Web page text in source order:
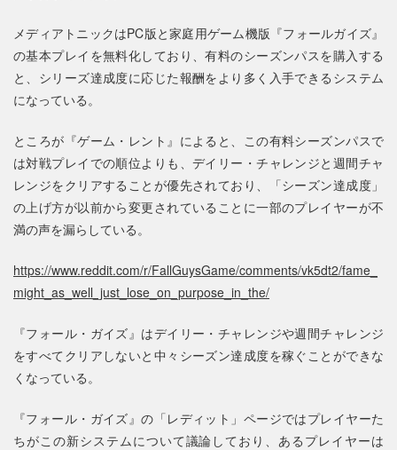
メディアトニックはPC版と家庭用ゲーム機版『フォールガイズ』
の基本プレイを無料化しており、有料のシーズンパスを購入する
と、シリーズ達成度に応じた報酬をより多く入手できるシステム
になっている。
ところが『ゲーム・レント』によると、この有料シーズンパスで
は対戦プレイでの順位よりも、デイリー・チャレンジと週間チャ
レンジをクリアすることが優先されており、「シーズン達成度」
の上げ方が以前から変更されていることに一部のプレイヤーが不
満の声を漏らしている。
https://www.reddit.com/r/FallGuysGame/comments/vk5dt2/fame_
might_as_well_just_lose_on_purpose_in_the/
『フォール・ガイズ』はデイリー・チャレンジや週間チャレンジ
をすべてクリアしないと中々シーズン達成度を稼ぐことができな
くなっている。
『フォール・ガイズ』の「レディット」ページではプレイヤーた
ちがこの新システムについて議論しており、あるプレイヤーは